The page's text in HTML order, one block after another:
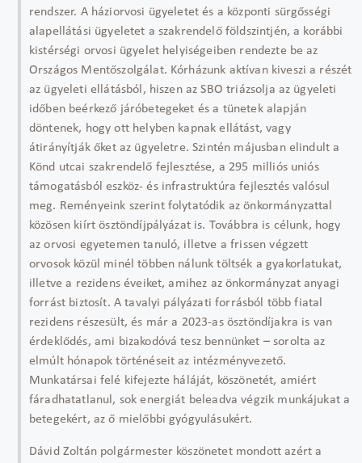
rendszer. A háziorvosi ügyeletet és a központi sürgősségi
alapellátási ügyeletet a szakrendelő földszintjén, a korábbi
kistérségi orvosi ügyelet helyiségeiben rendezte be az
Országos Mentőszolgálat. Kórházunk aktívan kiveszi a részét
az ügyeleti ellátásból, hiszen az SBO triázsolja az ügyeleti
időben beérkező járóbetegeket és a tünetek alapján
döntenek, hogy ott helyben kapnak ellátást, vagy
átirányítják őket az ügyeletre. Szintén májusban elindult a
Könd utcai szakrendelő fejlesztése, a 295 milliós uniós
támogatásból eszköz- és infrastruktúra fejlesztés valósul
meg. Reményeink szerint folytatódik az önkormányzattal
közösen kiírt ösztöndíjpályázat is. Továbbra is célunk, hogy
az orvosi egyetemen tanuló, illetve a frissen végzett
orvosok közül minél többen nálunk töltsék a gyakorlatukat,
illetve a rezidens éveiket, amihez az önkormányzat anyagi
forrást biztosít. A tavalyi pályázati forrásból több fiatal
rezidens részesült, és már a 2023-as ösztöndíjakra is van
érdeklődés, ami bizakodóvá tesz bennünket – sorolta az
elmúlt hónapok történéseit az intézményvezető.
Munkatársai felé kifejezte háláját, köszönetét, amiért
fáradhatatlanul, sok energiát beleadva végzik munkájukat a
betegekért, az ő mielőbbi gyógyulásukért.
Dávid Zoltán polgármester köszönetet mondott azért a